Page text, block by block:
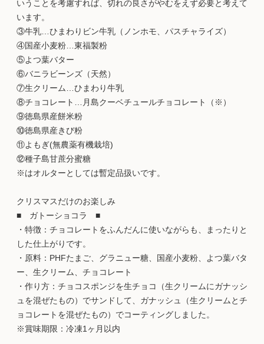
いうことを考慮すれば、切れの良さがやむをえず必要と考えて
います。
③牛乳…ひまわりビン牛乳（ノンホモ、パスチャライズ）
④国産小麦粉…東福製粉
⑤よつ葉バター
⑥バニラビーンズ（天然）
⑦生クリーム…ひまわり牛乳
⑧チョコレート…月島クーベチュールチョコレート（※）
⑨徳島県産餅米粉
⑩徳島県産きび粉
⑪よもぎ(無農薬有機栽培)
⑫種子島甘蔗分蜜糖
※はオルターとしては暫定品扱いです。
クリスマスだけのお楽しみ
■ ガトーショコラ ■
・特徴：チョコレートをふんだんに使いながらも、まったりと
した仕上がりです。
・原料：PHFたまご、グラニュー糖、国産小麦粉、よつ葉バタ
ー、生クリーム、チョコレート
・作り方：チョコスポンジを生チョコ（生クリームにガナッシ
ュを混ぜたもの）でサンドして、ガナッシュ（生クリームとチ
ョコレートを混ぜたもの）でコーティングしました。
※賞味期限：冷凍1ヶ月以内